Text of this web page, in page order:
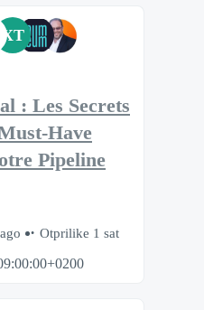
XT
: Les Secrets
Have
Pipeline
Otprilike 1 sat